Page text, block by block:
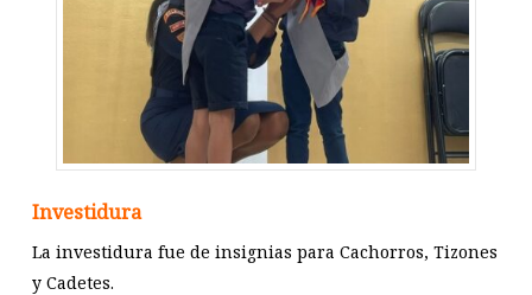
Investidura
La investidura fue de insignias para Cachorros, Tizones
y Cadetes.